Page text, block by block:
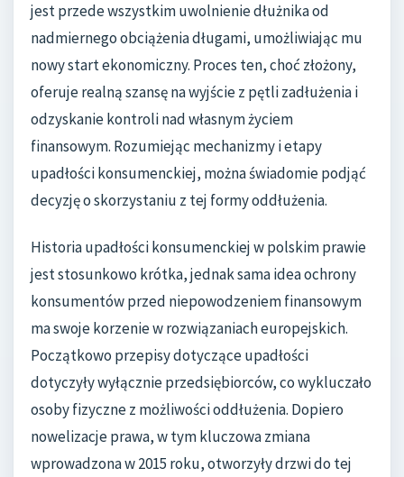
jest przede wszystkim uwolnienie dłużnika od
nadmiernego obciążenia długami, umożliwiając mu
nowy start ekonomiczny. Proces ten, choć złożony,
oferuje realną szansę na wyjście z pętli zadłużenia i
odzyskanie kontroli nad własnym życiem
finansowym. Rozumiejąc mechanizmy i etapy
upadłości konsumenckiej, można świadomie podjąć
decyzję o skorzystaniu z tej formy oddłużenia.
Historia upadłości konsumenckiej w polskim prawie
jest stosunkowo krótka, jednak sama idea ochrony
konsumentów przed niepowodzeniem finansowym
ma swoje korzenie w rozwiązaniach europejskich.
Początkowo przepisy dotyczące upadłości
dotyczyły wyłącznie przedsiębiorców, co wykluczało
osoby fizyczne z możliwości oddłużenia. Dopiero
nowelizacje prawa, w tym kluczowa zmiana
wprowadzona w 2015 roku, otworzyły drzwi do tej